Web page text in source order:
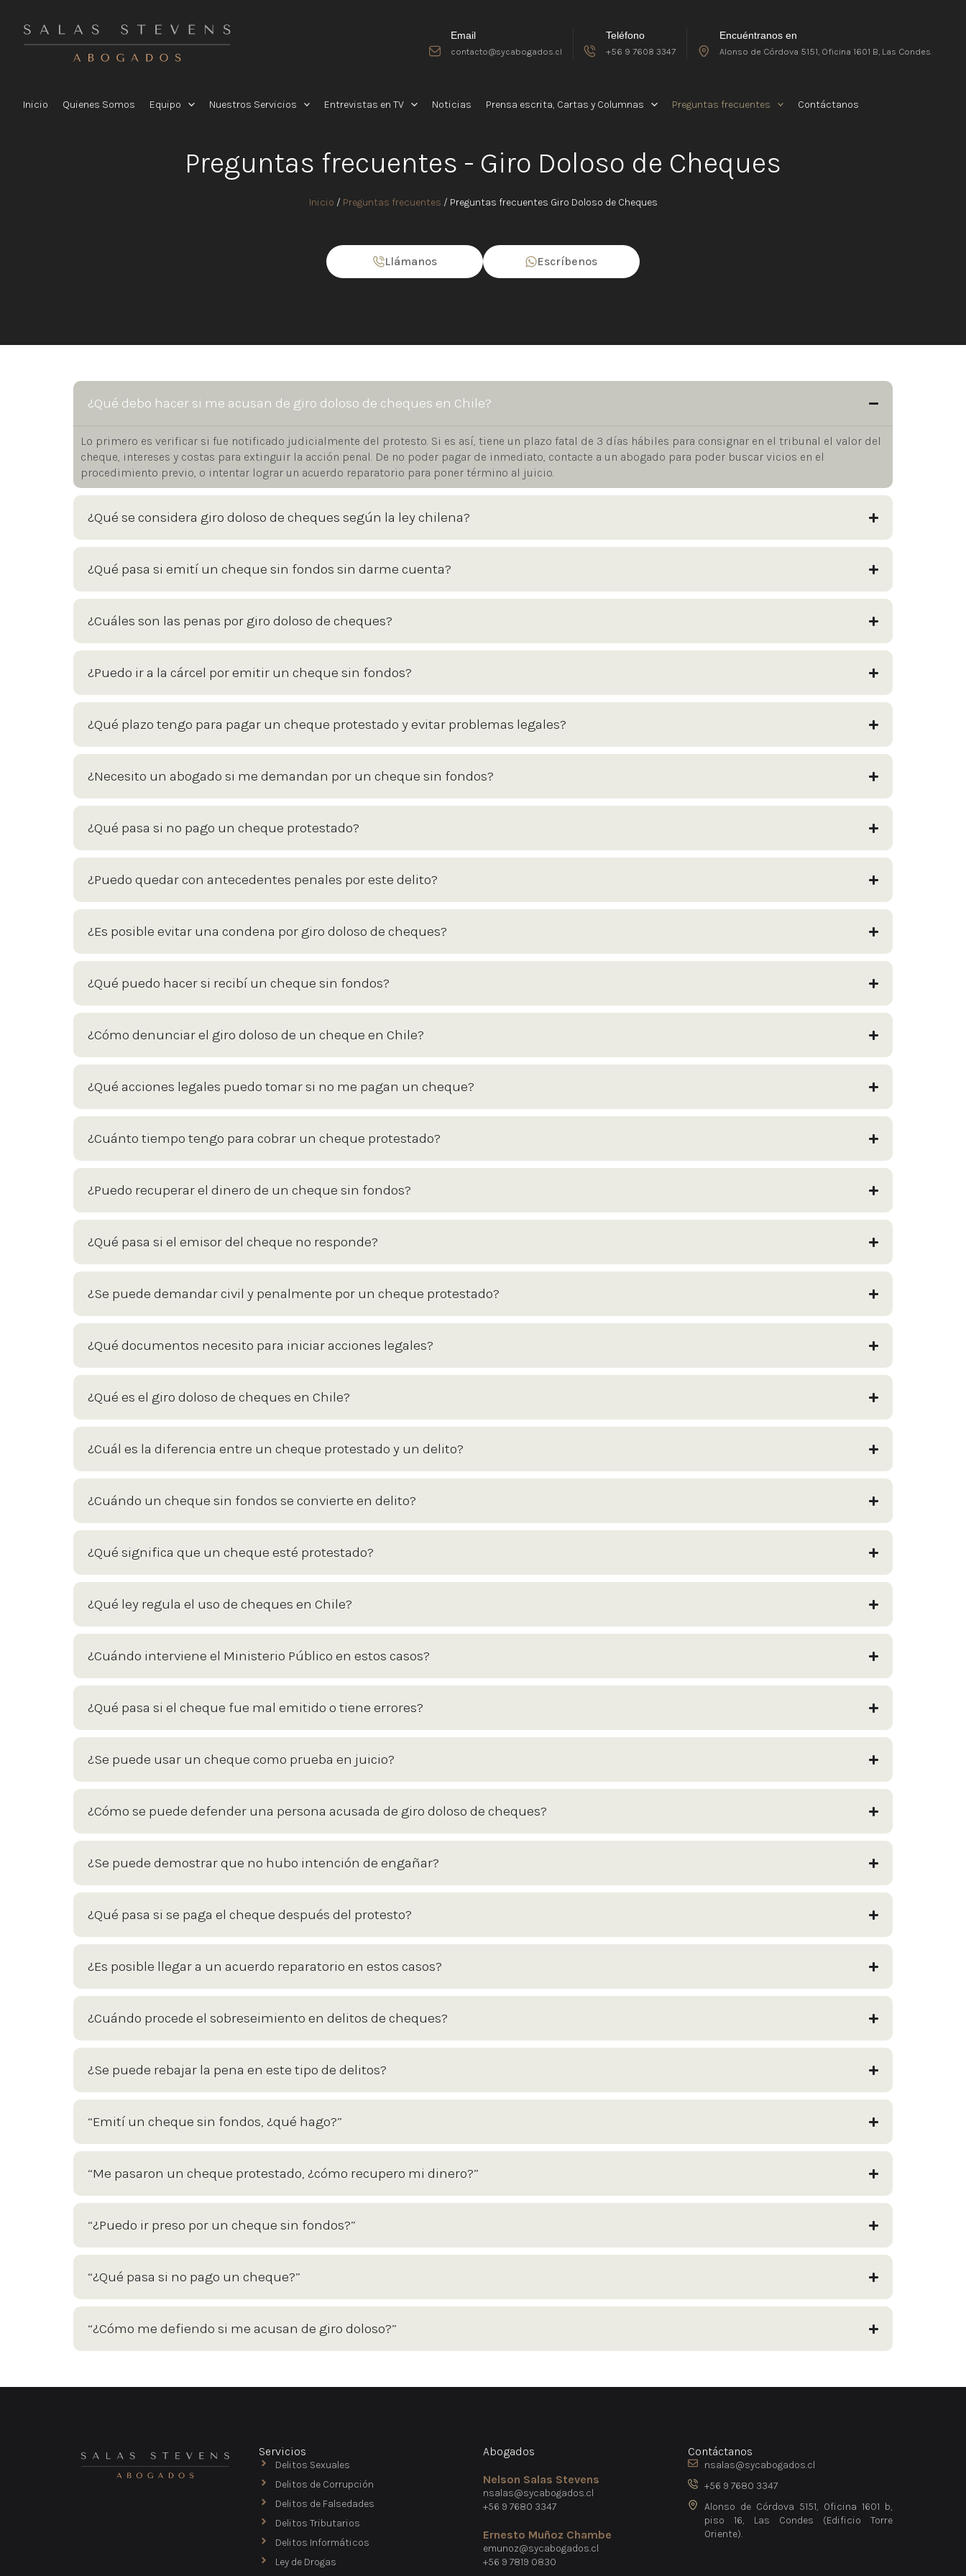
contenido
Email
contacto@sycabogados.cl
Teléfono
+56 9 7608 3347
Encuéntranos en
Alonso de Córdova 5151, Oficina 1601 B, Las Condes.
Inicio Quienes Somos Equipo Nuestros Servicios Entrevistas en TV Noticias Prensa escrita, Cartas y Columnas Preguntas frecuentes Contáctanos
Preguntas frecuentes - Giro Doloso de Cheques
Inicio / Preguntas frecuentes / Preguntas frecuentes Giro Doloso de Cheques
Llámanos Escríbenos
¿Qué debo hacer si me acusan de giro doloso de cheques en Chile?
Lo primero es verificar si fue notificado judicialmente del protesto. Si es así, tiene un plazo fatal de 3 días hábiles para consignar en el tribunal el valor del
cheque, intereses y costas para extinguir la acción penal. De no poder pagar de inmediato, contacte a un abogado para poder buscar vicios en el
procedimiento previo, o intentar lograr un acuerdo reparatorio para poner término al juicio.
¿Qué se considera giro doloso de cheques según la ley chilena?
¿Qué pasa si emití un cheque sin fondos sin darme cuenta?
¿Cuáles son las penas por giro doloso de cheques?
¿Puedo ir a la cárcel por emitir un cheque sin fondos?
¿Qué plazo tengo para pagar un cheque protestado y evitar problemas legales?
¿Necesito un abogado si me demandan por un cheque sin fondos?
¿Qué pasa si no pago un cheque protestado?
¿Puedo quedar con antecedentes penales por este delito?
¿Es posible evitar una condena por giro doloso de cheques?
¿Qué puedo hacer si recibí un cheque sin fondos?
¿Cómo denunciar el giro doloso de un cheque en Chile?
¿Qué acciones legales puedo tomar si no me pagan un cheque?
¿Cuánto tiempo tengo para cobrar un cheque protestado?
¿Puedo recuperar el dinero de un cheque sin fondos?
¿Qué pasa si el emisor del cheque no responde?
¿Se puede demandar civil y penalmente por un cheque protestado?
¿Qué documentos necesito para iniciar acciones legales?
¿Qué es el giro doloso de cheques en Chile?
¿Cuál es la diferencia entre un cheque protestado y un delito?
¿Cuándo un cheque sin fondos se convierte en delito?
¿Qué significa que un cheque esté protestado?
¿Qué ley regula el uso de cheques en Chile?
¿Cuándo interviene el Ministerio Público en estos casos?
¿Qué pasa si el cheque fue mal emitido o tiene errores?
¿Se puede usar un cheque como prueba en juicio?
¿Cómo se puede defender una persona acusada de giro doloso de cheques?
¿Se puede demostrar que no hubo intención de engañar?
¿Qué pasa si se paga el cheque después del protesto?
¿Es posible llegar a un acuerdo reparatorio en estos casos?
¿Cuándo procede el sobreseimiento en delitos de cheques?
¿Se puede rebajar la pena en este tipo de delitos?
“Emití un cheque sin fondos, ¿qué hago?”
“Me pasaron un cheque protestado, ¿cómo recupero mi dinero?”
“¿Puedo ir preso por un cheque sin fondos?”
“¿Qué pasa si no pago un cheque?”
“¿Cómo me defiendo si me acusan de giro doloso?”
Servicios
Delitos Sexuales
Delitos de Corrupción
Delitos de Falsedades
Delitos Tributarios
Delitos Informáticos
Ley de Drogas
Abogados
Nelson Salas Stevens
nsalas@sycabogados.cl
+56 9 7680 3347
Ernesto Muñoz Chambe
emunoz@sycabogados.cl
+56 9 7819 0830
Contáctanos
nsalas@sycabogados.cl
+56 9 7680 3347
Alonso de Córdova 5151, Oficina 1601 b,
piso 16, Las Condes (Edificio Torre
Oriente).